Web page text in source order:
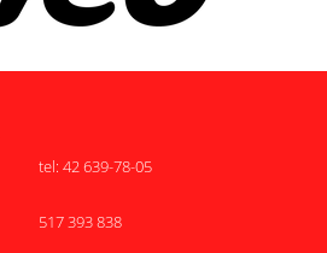
tel: 42 639-78-05
517 393 838